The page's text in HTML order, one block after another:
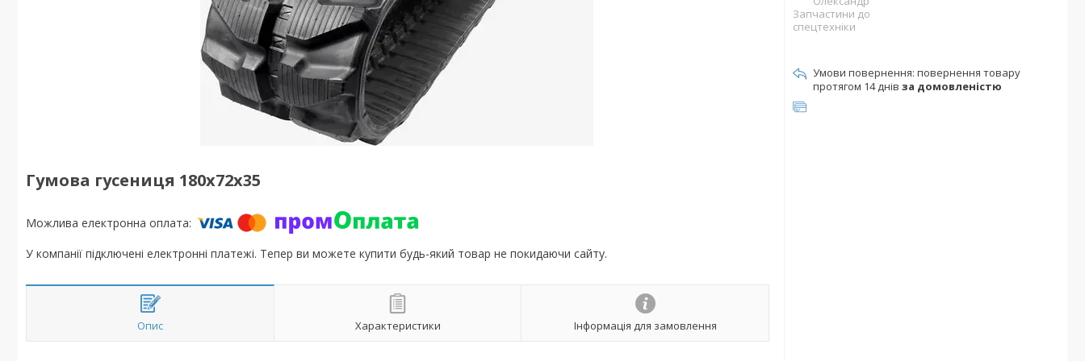
Гумова гусениця 180x72x35
У компанії підключені електронні платежі. Тепер ви можете купити будь-який товар не покидаючи сайту.
Опис Характеристики Інформація для замовлення
Запчастини до
спецтехніки
повернення товару
протягом 14 днів за домовленістю